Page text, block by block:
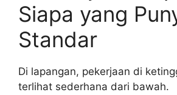
Siapa yang
Standar
Di lapangan, pekerjaan di
terlihat sederhana dari bawah.